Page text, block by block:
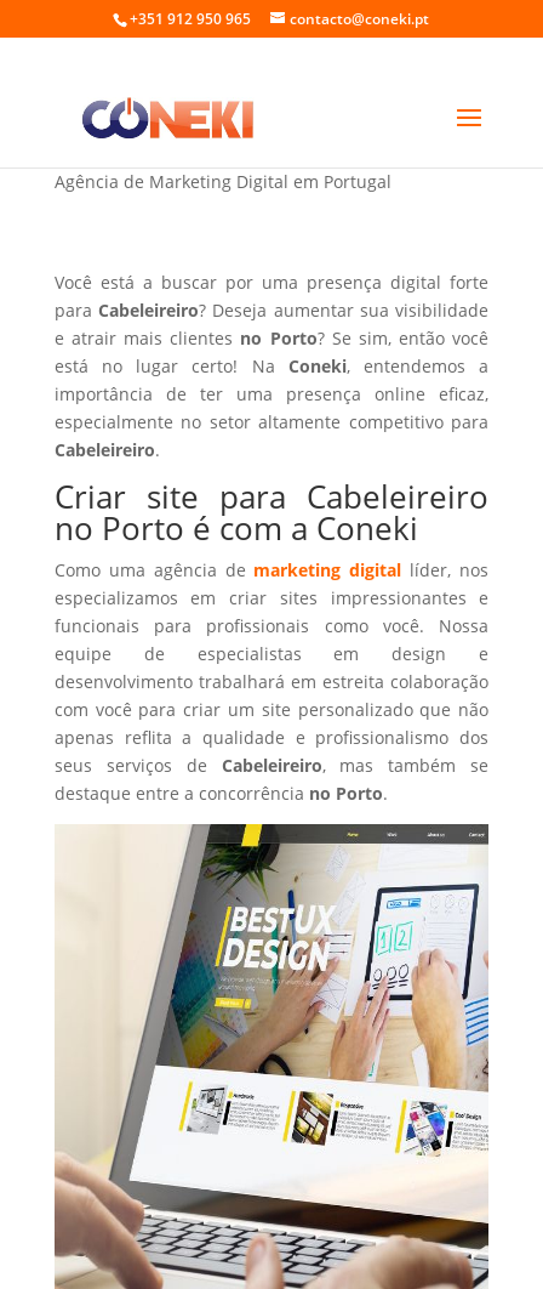
+351 912 950 965 contacto@coneki.pt
Criar site para Cabeleireiro no Porto
Agência de Marketing Digital em Portugal
Você está a buscar por uma presença digital forte
paraCabeleireiro? Deseja aumentar sua visibilidade
e atrair mais clientes no Porto? Se sim, então você
está no lugar certo! Na Coneki, entendemos a
importância de ter uma presença online eficaz,
especialmente no setor altamente competitivo para
Cabeleireiro.
Criar site para Cabeleireiro
no Porto é com a Coneki
Como uma agência de marketing digital líder, nos
especializamos em criar sites impressionantes e
funcionais para profissionais como você. Nossa
equipe de especialistas em design e
desenvolvimento trabalhará em estreita colaboração
com você para criar um site personalizado que não
apenas reflita a qualidade e profissionalismo dos
seus serviços de Cabeleireiro, mas também se
destaque entre a concorrência no Porto.